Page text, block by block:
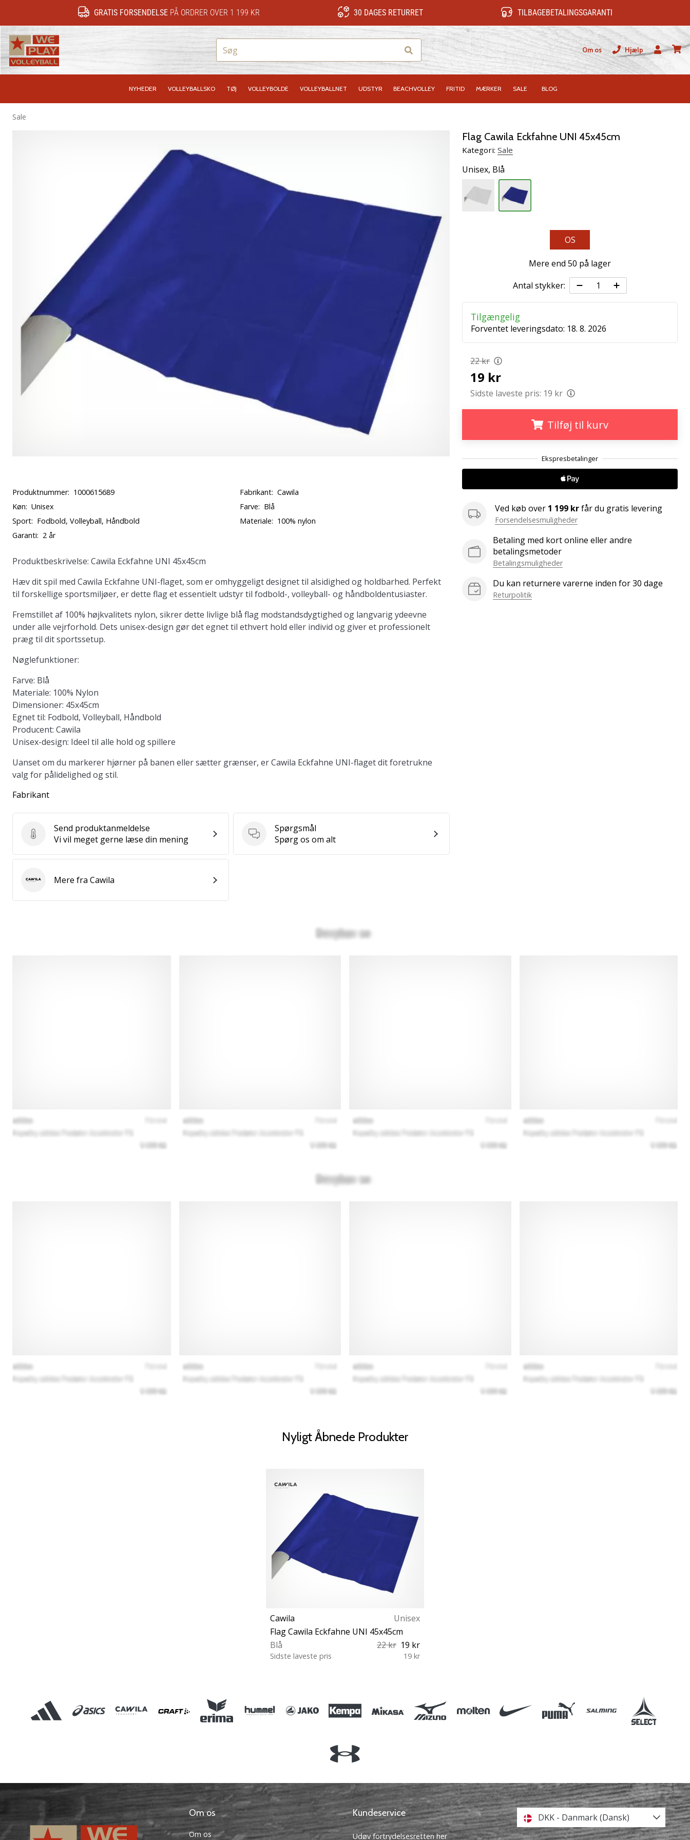
GRATIS FORSENDELSE PÅ ORDRER OVER 1 199 KR 30 DAGES RETURRET TILBAGEBETALINGSGARANTI
Om os
Hjælp
Bruger
NYHEDER VOLLEYBALLSKO TØJ VOLLEYBOLDE VOLLEYBALLNET UDSTYR BEACHVOLLEY FRITID MÆRKER SALE BLOG
Sale
Flag Cawila Eckfahne UNI 45x45cm
Kategori: Sale
Unisex, Blå
OS
Mere end 50 på lager
Antal stykker:
Tilgængelig
Forventet leveringsdato: 18. 8. 2026
22 kr
19 kr
Sidste laveste pris: 19 kr
Tilføj til kurv
Ved køb over 1 199 krfår du gratis levering
Forsendelsesmuligheder
Betaling med kort online eller andre
betalingsmetoder
Betalingsmuligheder
Du kan returnere varerne inden for 30 dage
Returpolitik
Produktnummer: 1000615689 Fabrikant: Cawila
Køn: Unisex Farve: Blå
Sport: Fodbold, Volleyball, Håndbold Materiale: 100% nylon
Garanti: 2 år
Produktbeskrivelse: Cawila Eckfahne UNI 45x45cm
Hæv dit spil med Cawila Eckfahne UNI-flaget, som er omhyggeligt designet til alsidighed og holdbarhed. Perfekt
til forskellige sportsmiljøer, er dette flag et essentielt udstyr til fodbold-, volleyball- og håndboldentusiaster.
Fremstillet af 100% højkvalitets nylon, sikrer dette livlige blå flag modstandsdygtighed og langvarig ydeevne
under alle vejrforhold. Dets unisex-design gør det egnet til ethvert hold eller individ og giver et professionelt
præg til dit sportssetup.
Nøglefunktioner:
Farve: Blå
Materiale: 100% Nylon
Dimensioner: 45x45cm
Egnet til: Fodbold, Volleyball, Håndbold
Producent: Cawila
Unisex-design: Ideel til alle hold og spillere
Uanset om du markerer hjørner på banen eller sætter grænser, er Cawila Eckfahne UNI-flaget dit foretrukne
valg for pålidelighed og stil.
Fabrikant
Send produktanmeldelse
Send produktanmeldelse
Vi vil meget gerne læse din mening
Spørgsmål
Spørgsmål
Spørg os om alt
CawilaMere fra Cawila
Nyligt Åbnede Produkter
Cawila
Unisex
Flag Cawila Eckfahne UNI 45x45cm
Blå
22 kr 19 kr
Sidste laveste pris 19 kr
Om os
Om os
Kundeservice
Udøv fortrydelsesretten her
DKK - Danmark (Dansk)